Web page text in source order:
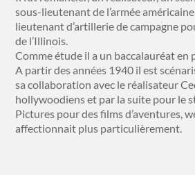
sous-lieutenant de l’armée
lieutenant d’artillerie de campagne
de l’Illinois.
Comme étude il a un baccalauréat en
A partir des années 1940 il est
sa collaboration avec le réalisateur
hollywoodiens et par la suite pour le
Pictures pour des films d’aventures,
affectionnait plus particulièrement.